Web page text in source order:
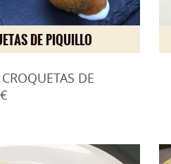
DE PIQUILLO
DE